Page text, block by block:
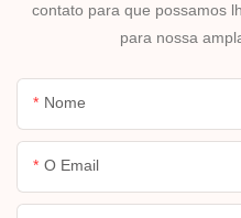
contato para que possamos
para nossa
Nome
O Email